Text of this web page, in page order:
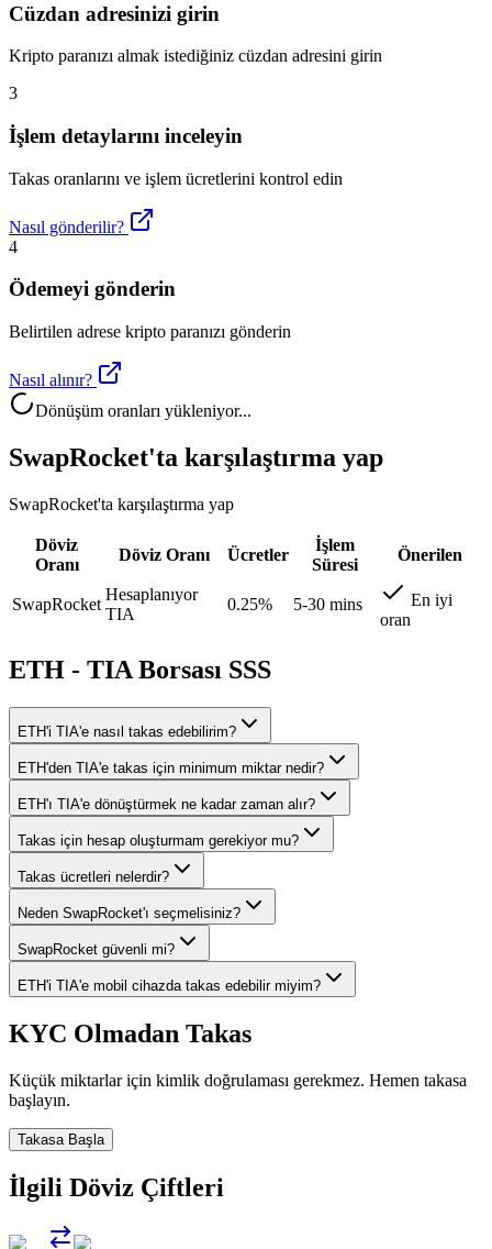
Cüzdan adresinizi girin
Kripto paranızı almak istediğiniz cüzdan adresini girin
3
İşlem detaylarını inceleyin
Takas oranlarını ve işlem ücretlerini kontrol edin
Nasıl gönderilir?
4
Ödemeyi gönderin
Belirtilen adrese kripto paranızı gönderin
Nasıl alınır?
Dönüşüm oranları yükleniyor...
SwapRocket'ta karşılaştırma yap
SwapRocket'ta karşılaştırma yap
Döviz
Oranı
Döviz Oranı Ücretler
İşlem
Süresi
Önerilen
SwapRocket
Hesaplanıyor
TIA
0.25% 5-30 mins
En iyi
oran
ETH - TIA Borsası SSS
ETH'i TIA'e nasıl takas edebilirim?
ETH'den TIA'e takas için minimum miktar nedir?
ETH'ı TIA'e dönüştürmek ne kadar zaman alır?
Takas için hesap oluşturmam gerekiyor mu?
Takas ücretleri nelerdir?
Neden SwapRocket'ı seçmelisiniz?
SwapRocket güvenli mi?
ETH'i TIA'e mobil cihazda takas edebilir miyim?
KYC Olmadan Takas
Küçük miktarlar için kimlik doğrulaması gerekmez. Hemen takasa
başlayın.
Takasa Başla
İlgili Döviz Çiftleri